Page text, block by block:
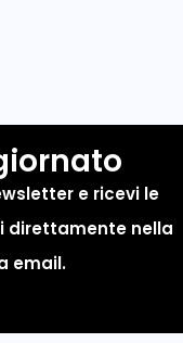
e ricevi le
direttamente nella
email.